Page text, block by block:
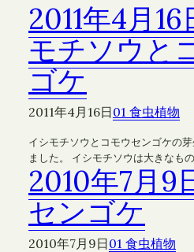
2011年4月
モチソウと
ゴケ
2011年4月16日01 食虫植物
イシモチソウとコモウセンゴケの
ました。 イシモチソウは大きなも
2010年7月
センゴケ
2010年7月9日01 食虫植物